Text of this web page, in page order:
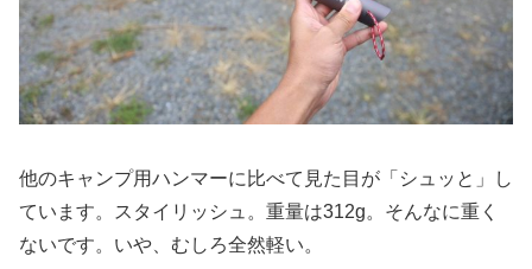
他のキャンプ用ハンマーに比べて見た目が「シュッと」し
ています。スタイリッシュ。重量は312g。そんなに重く
ないです。いや、むしろ全然軽い。